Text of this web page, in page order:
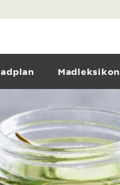
Madleksikon